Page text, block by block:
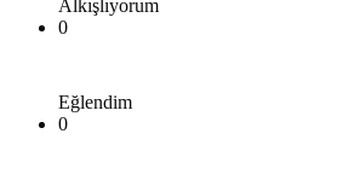
Alkışlıyorum
0
Eğlendim
0